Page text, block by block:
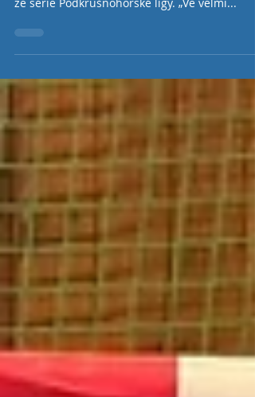
zkušenou do Mostu, kde se konal další turnaj
ze série Podkrušnohorské ligy. „Ve velmi...